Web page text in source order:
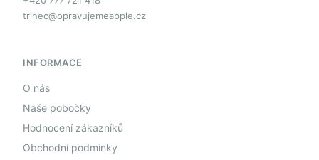
trinec@opravujemeapple.cz
INFORMACE
O nás
Naše pobočky
Hodnocení zákazníků
Obchodní podmínky